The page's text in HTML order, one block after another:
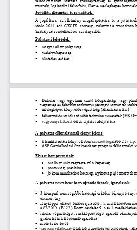
műszaki, logisztikai felsőfokú, illetve mérlegképes
Jogállás, illetmény és juttatások:
A  jogállásra,  az  illetmény  megállapítására  és  a
szóló 2011. évi CXCIX. törvény, valamint a vonatkozó
Szabályzat rendelkezései az irányadók
Pályázati feltételek:
▪
magyar állampolgárság,
▪
cselekvőképesség,
▪
büntetlen előélet,
▪ főiskolai  vagy  egyetemi  szintű  közgazdasági  vagy
végzettség és felsőfokú szakirányú pénzügyi-számviteli
▪
mérlegképes könyvelői végzettség (államháztartási)
▪
felhasználói szintű számítástechnikai ismeretek (MS
▪
vagyonnyilatkozat-tételi eljárás lefolytatása
A pályázat elbírálásánál előnyt jelent:
▪
államháztartási könyvelésben szerzett legalább 2 év
▪
ASP Gazdálkodási Szakrendszer program felhasználói
Elvárt kompetenciák:
•
önálló munkavégzésre való képesség
•
pontosság, precizitás,
•
jó kommunikációs készség, nyitottság új ismeretek
A pályázat részeként benyújtandó iratok, igazolások:
•
3 hónapnál nem régebbi hatósági erkölcsi bizonyítvány,
elismervény
•
fényképpel ellátott önéletrajz a Kttv. 5. mellékletében
a 87/2019. (IV.23. ) Korm rendelet 9. § és 1.
•
iskolai végzettséget, szakképzettséget igazoló
gyakorlat hitelt érdemlő igazolása
•
motivációs levél
•
vagyonnyilatkozat-tételi kötelezettség teljesítésének